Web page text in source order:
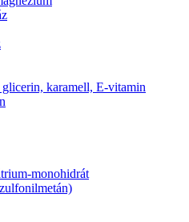
glicerin, karamell, E-vitamin
monohidrát